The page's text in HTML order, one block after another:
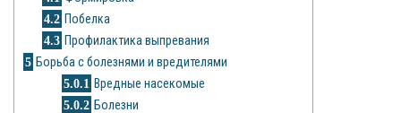
4.2 Побелка
4.3 Профилактика выпревания
5 Борьба с болезнями и вредителями
5.0.1 Вредные насекомые
5.0.2 Болезни